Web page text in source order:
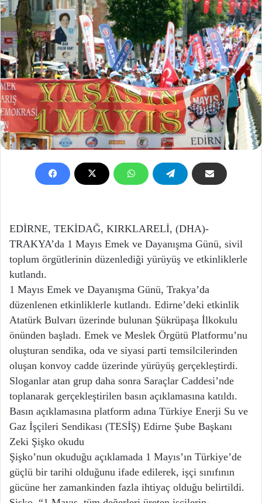
EDİRNE, TEKİDAĞ, KIRKLARELİ, (DHA)-
TRAKYA’da 1 Mayıs Emek ve Dayanışma Günü, sivil
toplum örgütlerinin düzenlediği yürüyüş ve etkinliklerle
kutlandı.
1 Mayıs Emek ve Dayanışma Günü, Trakya’da
düzenlenen etkinliklerle kutlandı. Edirne’deki etkinlik
Atatürk Bulvarı üzerinde bulunan Şükrüpaşa İlkokulu
önünden başladı. Emek ve Meslek Örgütü Platformu’nu
oluşturan sendika, oda ve siyasi parti temsilcilerinden
oluşan konvoy cadde üzerinde yürüyüş gerçekleştirdi.
Sloganlar atan grup daha sonra Saraçlar Caddesi’nde
toplanarak gerçekleştirilen basın açıklamasına katıldı.
Basın açıklamasına platform adına Türkiye Enerji Su ve
Gaz İşçileri Sendikası (TESİŞ) Edirne Şube Başkanı
Zeki Şişko okudu
Şişko’nun okuduğu açıklamada 1 Mayıs’ın Türkiye’de
güçlü bir tarihi olduğunu ifade edilerek, işçi sınıfının
gücüne her zamankinden fazla ihtiyaç olduğu belirtildi.